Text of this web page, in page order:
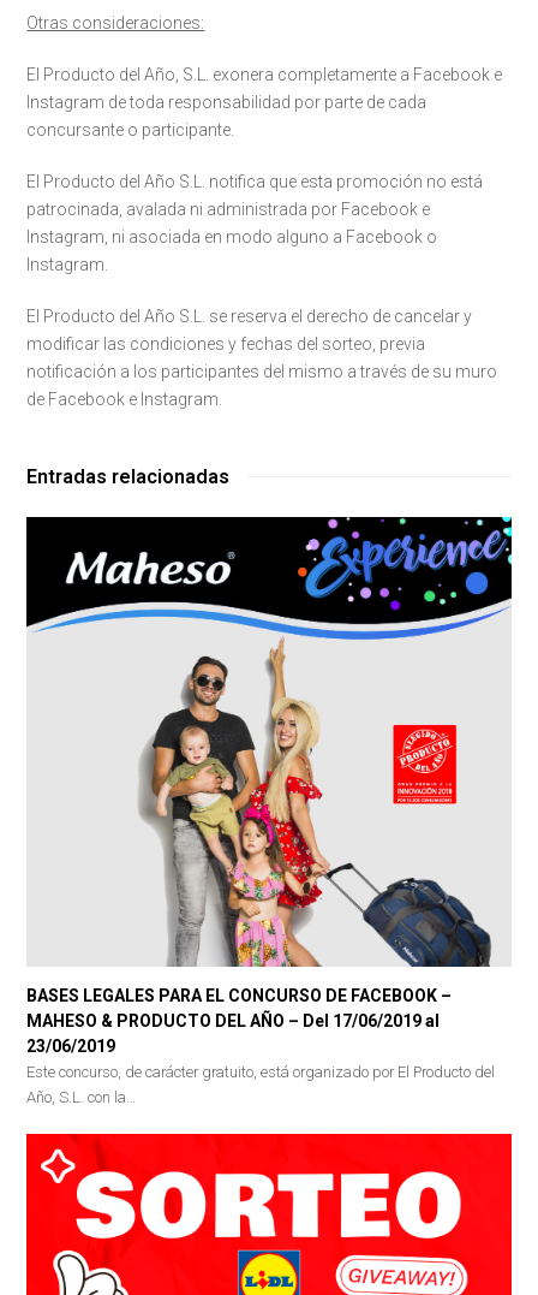
Otras consideraciones:
El Producto del Año, S.L. exonera completamente a Facebook e
Instagram de toda responsabilidad por parte de cada
concursante o participante.
El Producto del Año S.L. notifica que esta promoción no está
patrocinada, avalada ni administrada por Facebook e
Instagram, ni asociada en modo alguno a Facebook o
Instagram.
El Producto del Año S.L. se reserva el derecho de cancelar y
modificar las condiciones y fechas del sorteo, previa
notificación a los participantes del mismo a través de su muro
de Facebook e Instagram.
Entradas relacionadas
BASES LEGALES PARA EL CONCURSO DE FACEBOOK –
MAHESO & PRODUCTO DEL AÑO – Del 17/06/2019 al
23/06/2019
Este concurso, de carácter gratuito, está organizado por El Producto del
Año, S.L. con la…